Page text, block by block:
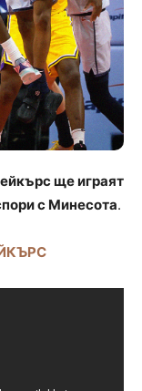
ще играят
с Минесота.